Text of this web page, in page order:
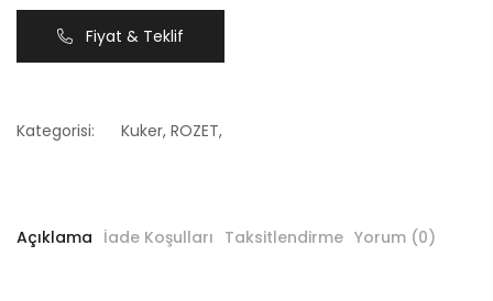
Fiyat & Teklif
Kategorisi: Kuker, ROZET,
Açıklama İade Koşulları Taksitlendirme Yorum (0)